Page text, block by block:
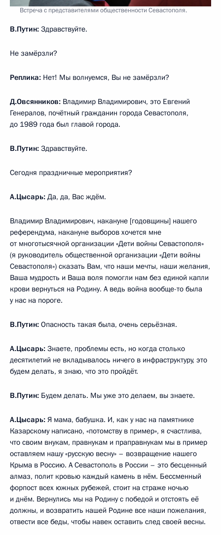
Встреча с представителями общественности Севастополя.
В.Путин: Здравствуйте.
Не замёрзли?
Реплика: Нет! Мы волнуемся, Вы не замёрзли?
Д.Овсянников: Владимир Владимирович, это Евгений
Генералов, почётный гражданин города Севастополя,
до 1989 года был главой города.
В.Путин: Здравствуйте.
Сегодня праздничные мероприятия?
А.Цысарь: Да, да, Вас ждём.
Владимир Владимирович, накануне [годовщины] нашего
референдума, накануне выборов хочется мне
от многотысячной организации «Дети войны Севастополя»
(я руководитель общественной организации «Дети войны
Севастополя») сказать Вам, что наши мечты, наши желания,
Ваша мудрость и Ваша воля помогли нам без единой капли
крови вернуться на Родину. А ведь война вообще-то была
у нас на пороге.
В.Путин: Опасность такая была, очень серьёзная.
А.Цысарь: Знаете, проблемы есть, но когда столько
десятилетий не вкладывалось ничего в инфраструктуру, это
будем делать, я знаю, что это пройдёт.
В.Путин: Будем делать. Мы уже это делаем, вы знаете.
А.Цысарь: Я мама, бабушка. И, как у нас на памятнике
Казарскому написано, «потомству в пример», я счастлива,
что своим внукам, правнукам и праправнукам мы в пример
оставляем нашу «русскую весну» – возвращение нашего
Крыма в Россию. А Севастополь в России – это бесценный
алмаз, полит кровью каждый камень в нём. Бессменный
форпост всех южных рубежей, стоит на страже ночью
и днём. Вернулись мы на Родину с победой и отстоять её
должны, и возвратить нашей Родине все наши пожелания,
отвести все беды, чтобы навек оставить след своей весны.